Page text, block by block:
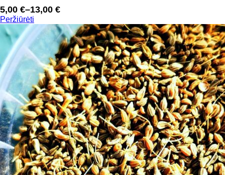
5,00 €–13,00 €
Price
range:
5,00 €
through
13,00 €
Peržiūrėti